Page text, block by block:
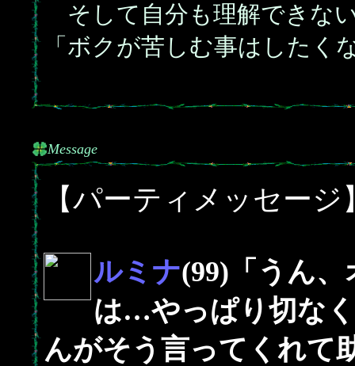
そして自分も理解できな
「ボクが苦しむ事はした
Message
【パーティメッセージ
ルミナ(99)「うん
は…やっぱり切な
んがそう言ってくれて